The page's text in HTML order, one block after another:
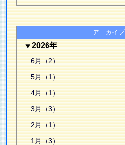
アーカイブ
2026年
6月（2）
5月（1）
4月（1）
3月（3）
2月（1）
1月（3）